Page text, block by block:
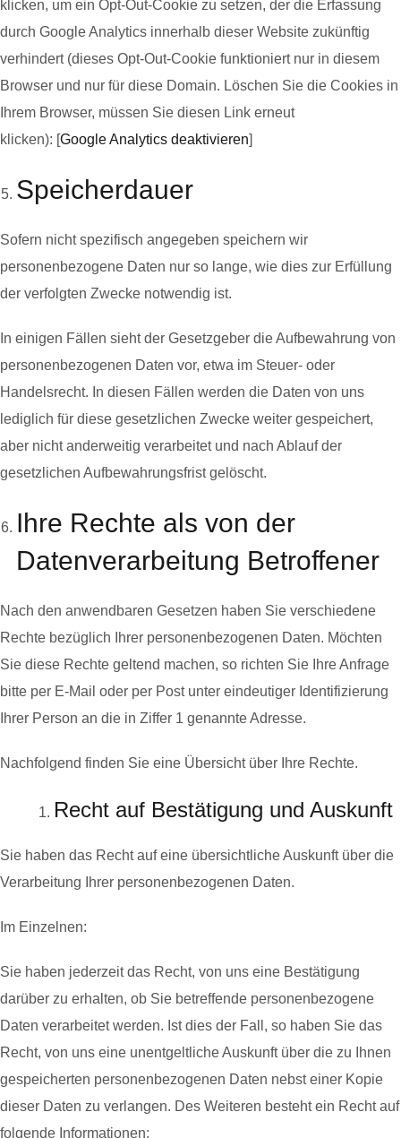
klicken, um ein Opt-Out-Cookie zu setzen, der die Erfassung
durch Google Analytics innerhalb dieser Website zukünftig
verhindert (dieses Opt-Out-Cookie funktioniert nur in diesem
Browser und nur für diese Domain. Löschen Sie die Cookies in
Ihrem Browser, müssen Sie diesen Link erneut
klicken): [Google Analytics deaktivieren]
Speicherdauer
Sofern nicht spezifisch angegeben speichern wir
personenbezogene Daten nur so lange, wie dies zur Erfüllung
der verfolgten Zwecke notwendig ist.
In einigen Fällen sieht der Gesetzgeber die Aufbewahrung von
personenbezogenen Daten vor, etwa im Steuer- oder
Handelsrecht. In diesen Fällen werden die Daten von uns
lediglich für diese gesetzlichen Zwecke weiter gespeichert,
aber nicht anderweitig verarbeitet und nach Ablauf der
gesetzlichen Aufbewahrungsfrist gelöscht.
Ihre Rechte als von der
Datenverarbeitung Betroffener
Nach den anwendbaren Gesetzen haben Sie verschiedene
Rechte bezüglich Ihrer personenbezogenen Daten. Möchten
Sie diese Rechte geltend machen, so richten Sie Ihre Anfrage
bitte per E-Mail oder per Post unter eindeutiger Identifizierung
Ihrer Person an die in Ziffer 1 genannte Adresse.
Nachfolgend finden Sie eine Übersicht über Ihre Rechte.
Recht auf Bestätigung und Auskunft
Sie haben das Recht auf eine übersichtliche Auskunft über die
Verarbeitung Ihrer personenbezogenen Daten.
Im Einzelnen:
Sie haben jederzeit das Recht, von uns eine Bestätigung
darüber zu erhalten, ob Sie betreffende personenbezogene
Daten verarbeitet werden. Ist dies der Fall, so haben Sie das
Recht, von uns eine unentgeltliche Auskunft über die zu Ihnen
gespeicherten personenbezogenen Daten nebst einer Kopie
dieser Daten zu verlangen. Des Weiteren besteht ein Recht auf
folgende Informationen: